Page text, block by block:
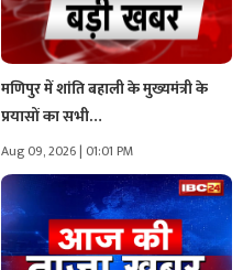
मणिपुर में शांति बहाली के मुख्यमंत्री के
प्रयासों का सभी…
Aug 09, 2026 | 01:01 PM